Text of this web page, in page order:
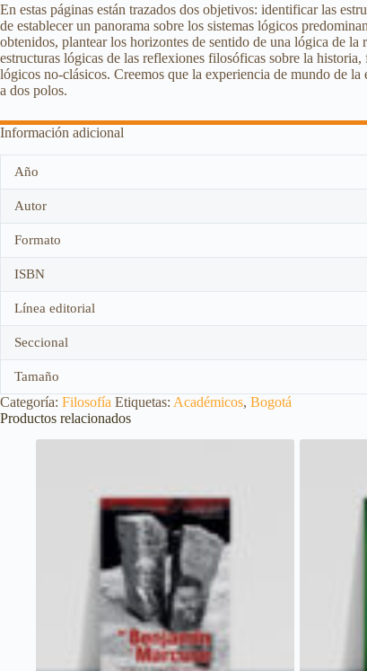
En estas páginas están trazados dos objetivos: identificar las
de establecer un panorama sobre los sistemas lógicos
obtenidos, plantear los horizontes de sentido de una lógica de
estructuras lógicas de las reflexiones filosóficas sobre la
lógicos no-clásicos. Creemos que la experiencia de mundo de
a dos polos.
Información adicional
Año
Autor
Formato
ISBN
Línea editorial
Seccional
Tamaño
Categoría: Filosofía Etiquetas: Académicos, Bogotá
Productos relacionados